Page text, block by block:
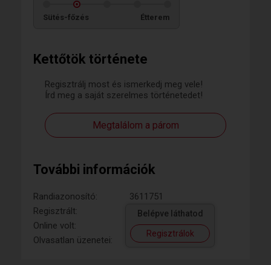
Kettőtök története
Regisztrálj most és ismerkedj meg vele!
Írd meg a saját szerelmes történetedet!
Megtalálom a párom
További információk
Randiazonosító:
3611751
Regisztrált:
Online volt:
Olvasatlan üzenetei:
Belépve láthatod
Regisztrálok
Sütés-főzés Étterem